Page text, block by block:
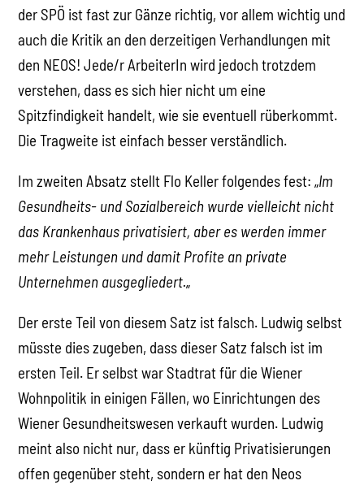
der SPÖ ist fast zur Gänze richtig, vor allem wichtig und
auch die Kritik an den derzeitigen Verhandlungen mit
den NEOS! Jede/r ArbeiterIn wird jedoch trotzdem
verstehen, dass es sich hier nicht um eine
Spitzfindigkeit handelt, wie sie eventuell rüberkommt.
Die Tragweite ist einfach besser verständlich.
Im zweiten Absatz stellt Flo Keller folgendes fest: „Im
Gesundheits- und Sozialbereich wurde vielleicht nicht
das Krankenhaus privatisiert, aber es werden immer
mehr Leistungen und damit Profite an private
Unternehmen ausgegliedert.„
Der erste Teil von diesem Satz ist falsch. Ludwig selbst
müsste dies zugeben, dass dieser Satz falsch ist im
ersten Teil. Er selbst war Stadtrat für die Wiener
Wohnpolitik in einigen Fällen, wo Einrichtungen des
Wiener Gesundheitswesen verkauft wurden. Ludwig
meint also nicht nur, dass er künftig Privatisierungen
offen gegenüber steht, sondern er hat den Neos